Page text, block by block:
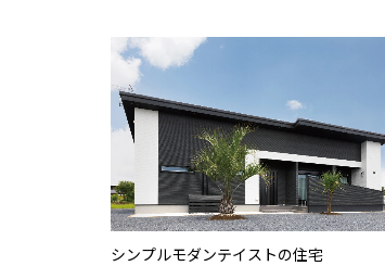
シンプルモダンテイストの住宅